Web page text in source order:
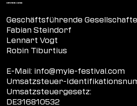
Vertreten durch:
Geschäftsführende
Fabian Steindorf
Lennart Vogt
Robin Tiburtius
E-Mail: info@myle-festival.com
Umsatzsteuer-
Umsatzsteuergesetz:
DE316810532